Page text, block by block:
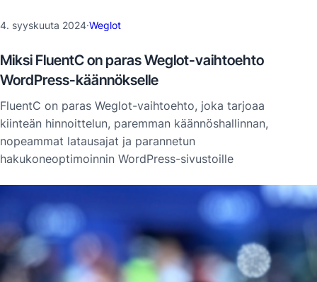
4. syyskuuta 2024·Weglot
Miksi FluentC on paras Weglot-vaihtoehto
WordPress-käännökselle
FluentC on paras Weglot-vaihtoehto, joka tarjoaa
kiinteän hinnoittelun, paremman käännöshallinnan,
nopeammat latausajat ja parannetun
hakukoneoptimoinnin WordPress-sivustoille